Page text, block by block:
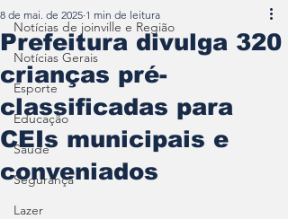
Notícias de joinville e Região
Notícias Gerais
Esporte
Educação
Saúde
Segurança
Lazer
Prefeitura divulga 320
crianças pré-
classificadas para
CEIs municipais e
conveniados
8 de mai. de 2025 1 min de leitura